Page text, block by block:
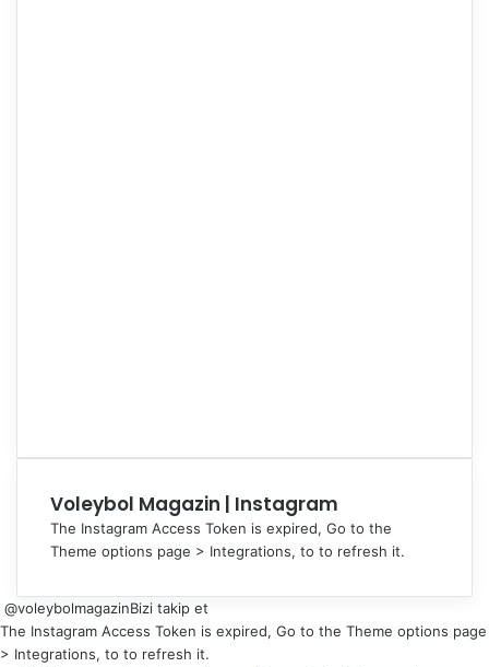
Voleybol Magazin | Instagram
The Instagram Access Token is expired, Go to the
Theme options page > Integrations, to to refresh it.
@voleybolmagazinBizi takip et
The Instagram Access Token is expired, Go to the Theme options page
> Integrations, to to refresh it.